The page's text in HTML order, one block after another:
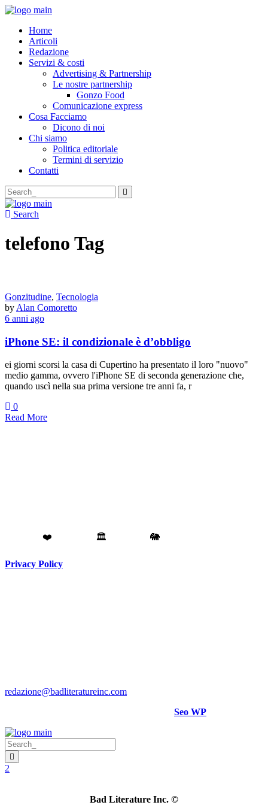
Home
Articoli
Redazione
Servizi & costi
Advertising & Partnership
Le nostre partnership
Gonzo Food
Comunicazione express
Cosa Facciamo
Dicono di noi
Chi siamo
Politica editoriale
Termini di servizio
Contatti
Search
for:
Search
telefono Tag
Gonzitudine, Tecnologia
by Alan Comoretto
6 anni ago
iPhone SE: il condizionale è d’obbligo
ei giorni scorsi la casa di Cupertino ha presentato il loro "nuovo"
medio gamma, ovvero l'iPhone SE di seconda generazione che,
quando uscì nella sua prima versione tre anni fa, r
0
Read More
❤️ 🏛️ 🐘
Privacy Policy
redazione@badliteratureinc.com
Seo WP
Bad Literature Inc. ©